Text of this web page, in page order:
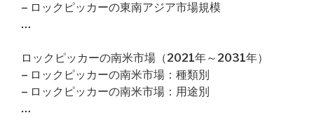
– ロックピッカーの東南アジア市場規模
…
ロックピッカーの南米市場（2021年～2031年）
– ロックピッカーの南米市場：種類別
– ロックピッカーの南米市場：用途別
…